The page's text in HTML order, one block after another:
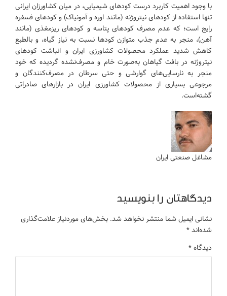
با وجود اهمیت کاربرد درست کودهای شیمیایی، در میان کشاورزان ایرانی
تنها استفاده از کودهای نیتروژنه (مانند اوره و آمونیاک) و کودهای فسفره
رایج است؛ که عدم مصرف کودهای پتاسه و کودهای ریزمغذی (مانند
آهن)، منجر به عدم جذب متوازن کودها نسبت به نیاز گیاه، و بالطبع
کاهش شدید عملکرد محصولات کشاورزی ایران و انباشت کودهای
نیتروژنه در بافت گیاهان به‌صورت خام و مصرف‌نشده گردیده که خود
منجر به نارسایی‌‌های گوارشی و حتی سرطان در مصرف‌کنندگان و
مرجوعی بسیاری از محصولات کشاورزی ایران در بازارهای صادراتی
گشته‌است.
مشاغل صنعتی ایران
دیدگاهتان را بنویسید
نشانی ایمیل شما منتشر نخواهد شد. بخش‌های موردنیاز علامت‌گذاری
شده‌اند*
دیدگاه*